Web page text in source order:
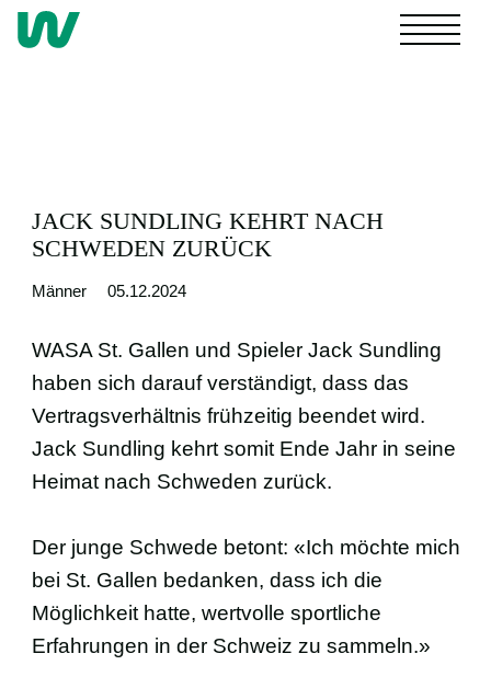
FRAUEN
MÄNNER
FANS
BUSINESS
VEREIN
JACK SUNDLING KEHRT NACH
SCHWEDEN ZURÜCK
Männer 05.12.2024
WASA St. Gallen und Spieler Jack Sundling
haben sich darauf verständigt, dass das
Vertragsverhältnis frühzeitig beendet wird.
Jack Sundling kehrt somit Ende Jahr in seine
Heimat nach Schweden zurück.
Der junge Schwede betont: «Ich möchte mich
bei St. Gallen bedanken, dass ich die
Möglichkeit hatte, wertvolle sportliche
Erfahrungen in der Schweiz zu sammeln.»